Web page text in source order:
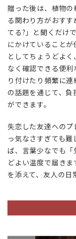
贈った後は、植物
る関わり方がおす
てる?」と聞くだけ
にかけていること
としてちょうどよ
なく確認できる便
り付けたり頻繁に
の話題を通じて、
ができます。
失恋した友達への
っ気なさすぎても
ば、言葉少なでも
どよい温度で届き
を添えて、友人の日